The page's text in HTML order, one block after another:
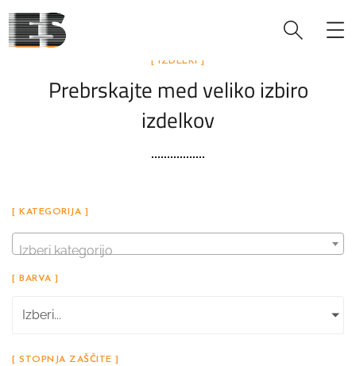
[ IZDELKI ]
Prebrskajte med veliko izbiro
izdelkov
[ KATEGORIJA ]
Izberi kategorijo
[ BARVA ]
Izberi...
[ STOPNJA ZAŠČITE ]